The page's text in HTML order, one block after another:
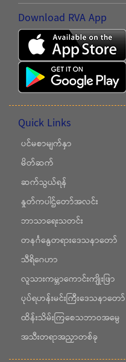
Download RVA App
Quick Links
ပင်မစာမျက်နှာ
မိတ်ဆက်
ဆက်သွယ်ရန်
နှုတ်ကပါဌ်တော်အလင်း
ဘာသာရေးသတင်း
တနင်္ဂနွေတရားဒေသနာတော်
သီရိဂေဟာ
လူသားကမ္ဘာကောင်းကျိုးဖြာ
ပုပ်ရဟန်းမင်းကြီးဒေသနာတော်
ထိန်းသိမ်းကြစေသဘာဝအမွေ
အသီးတရာအညှာတစ်ခု